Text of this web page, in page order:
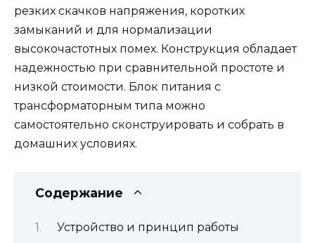
резких скачков напряжения, коротких
замыканий и для нормализации
высокочастотных помех. Конструкция обладает
надежностью при сравнительной простоте и
низкой стоимости. Блок питания с
трансформаторным типа можно
самостоятельно сконструировать и собрать в
домашних условиях.
Содержание
Устройство и принцип работы